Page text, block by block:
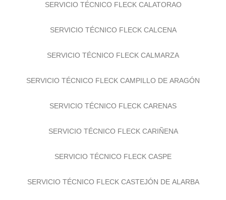
SERVICIO TÉCNICO FLECK CALATORAO
SERVICIO TÉCNICO FLECK CALCENA
SERVICIO TÉCNICO FLECK CALMARZA
SERVICIO TÉCNICO FLECK CAMPILLO DE ARAGÓN
SERVICIO TÉCNICO FLECK CARENAS
SERVICIO TÉCNICO FLECK CARIÑENA
SERVICIO TÉCNICO FLECK CASPE
SERVICIO TÉCNICO FLECK CASTEJÓN DE ALARBA